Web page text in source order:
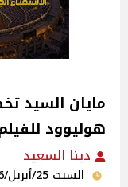
مايان السيد
هوليوود
دينا السعيد
السبت 25/أبريل/2026 - 01:52 م